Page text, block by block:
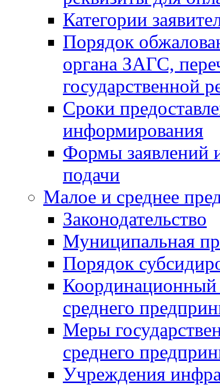
Категории
Порядок
органа ЗАГС,
государственной
Сроки
информирования
Формы заявлений
подачи
Малое и среднее
Законодательство
Муниципальная
Порядок
Координационный
среднего
Меры
среднего
Учреждения